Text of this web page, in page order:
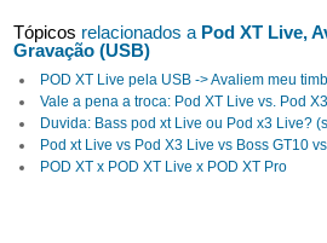
Tópicos relacionados a Pod XT Live,
Gravação (USB)
POD XT Live pela USB -> Avaliem meu
Vale a pena a troca: Pod XT Live vs. Pod
Duvida: Bass pod xt Live ou Pod x3 Live?
Pod xt Live vs Pod X3 Live vs Boss GT10
POD XT x POD XT Live x POD XT Pro